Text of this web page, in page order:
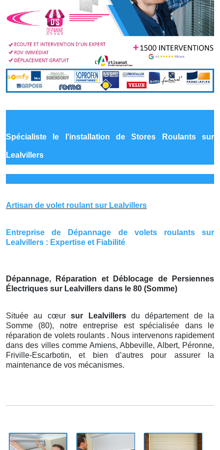
Spécialiste le l'installation de Stores Roulants sur
Lealvillers
Artisan de volet roulant sur Lealvillers
Entreprise de Dépannage de volets roulants sur
Lealvillers : Expertise et Fiabilité
Dépannage, Réparation et Déblocage de Persiennes
Électriques sur Lealvillers dans le 80 (Somme)
Située au cœursur Lealvillers du département de la
Somme (80), notre entreprise est spécialisée dans le
réparation de volets roulants . Nous intervenons rapidement
dans des villes comme Amiens, Abbeville, Albert, Péronne,
Friville-Escarbotin, et bien d’autres pour assurer la
maintenance de vos mécanismes.